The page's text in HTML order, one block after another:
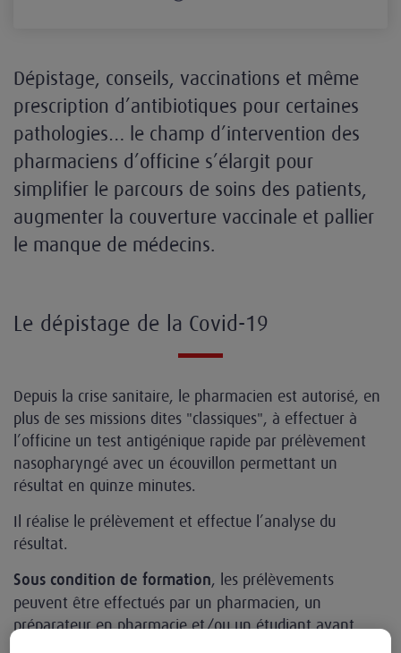
Dépistage, conseils, vaccinations et même
prescription d’antibiotiques pour certaines
pathologies… le champ d’intervention des
pharmaciens d’officine s’élargit pour
simplifier le parcours de soins des patients,
augmenter la couverture vaccinale et pallier
le manque de médecins.
Le dépistage de la Covid-19
Depuis la crise sanitaire, le pharmacien est autorisé, en
plus de ses missions dites "classiques", à effectuer à
l’officine un test antigénique rapide par prélèvement
nasopharyngé avec un écouvillon permettant un
résultat en quinze minutes.
Il réalise le prélèvement et effectue l’analyse du
résultat.
Sous condition de formation, les prélèvements
peuvent être effectués par un pharmacien, un
préparateur en pharmacie et/ou un étudiant ayant